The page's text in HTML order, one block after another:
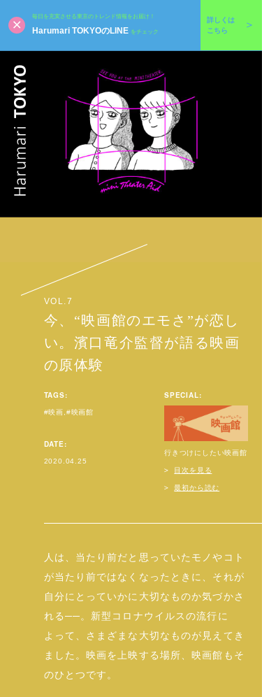
毎日を充実させる東京のトレンド情報をお届け！
Harumari TOKYOのLINE をチェック
詳しくは
こちら
VOL.7
今、“映画館のエモさ”が恋し
い。濱口竜介監督が語る映画
の原体験
TAGS:
映画 映画館
DATE:
2020.04.25
SPECIAL:
行きつけにしたい映画館
目次を見る
最初から読む
人は、当たり前だと思っていたモノやコト
が当たり前ではなくなったときに、それが
自分にとっていかに大切なものか気づかさ
れる──。新型コロナウイルスの流行に
よって、さまざまな大切なものが見えてき
ました。映画を上映する場所、映画館もそ
のひとつです。